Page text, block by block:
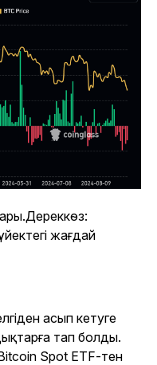
жағдай
асып кетуге
тап болды.
Spot ETF-тен